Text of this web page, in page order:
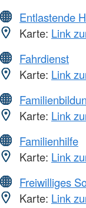
Entlastende
Karte: Link
Fahrdienst
Karte: Link
Karte: Link
Familienhilfe
Karte: Link
Freiwilliges
Karte: Link